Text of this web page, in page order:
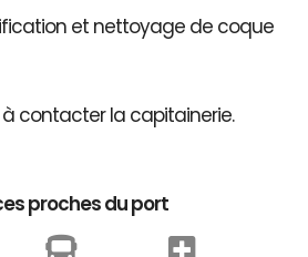
et nettoyage de coque
à contacter la capitainerie.
proches du port